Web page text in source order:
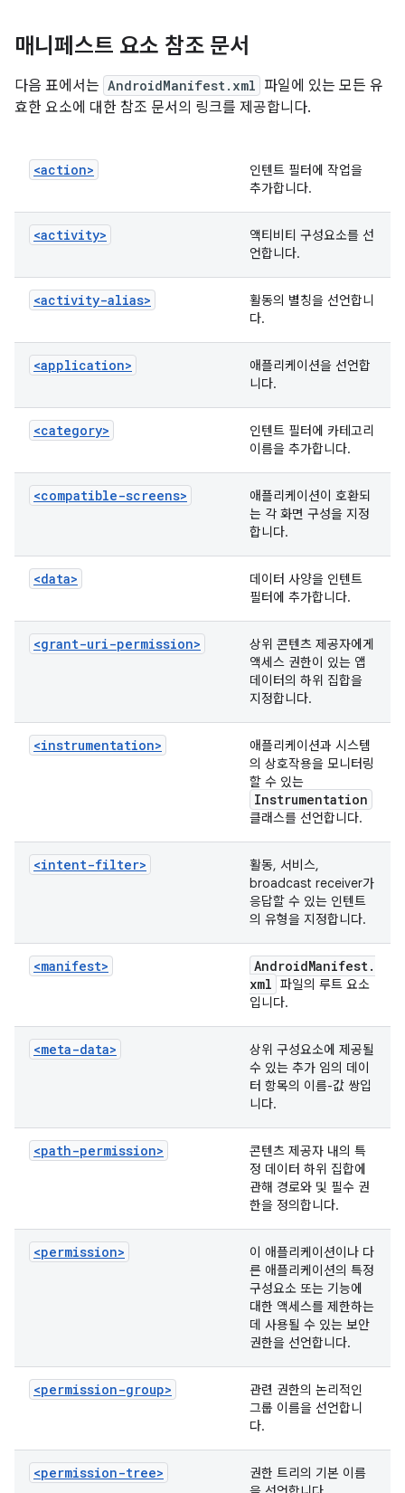
매니페스트 요소 참조 문서
다음 표에서는 AndroidManifest.xml 파일에 있는 모든 유
효한 요소에 대한 참조 문서의 링크를 제공합니다.
<action>
인텐트 필터에 작업을
추가합니다.
<activity>
액티비티 구성요소를 선
언합니다.
<activity-alias>
활동의 별칭을 선언합니
다.
<application>
애플리케이션을 선언합
니다.
<category>
인텐트 필터에 카테고리
이름을 추가합니다.
<compatible-screens>
애플리케이션이 호환되
는 각 화면 구성을 지정
합니다.
<data>
데이터 사양을 인텐트
필터에 추가합니다.
<grant-uri-permission>
상위 콘텐츠 제공자에게
액세스 권한이 있는 앱
데이터의 하위 집합을
지정합니다.
<instrumentation>
애플리케이션과 시스템
의 상호작용을 모니터링
할 수 있는
Instrumentation
클래스를 선언합니다.
<intent-filter>
활동, 서비스,
broadcast receiver가
응답할 수 있는 인텐트
의 유형을 지정합니다.
<manifest> AndroidManifest.
xml 파일의 루트 요소
입니다.
<meta-data>
상위 구성요소에 제공될
수 있는 추가 임의 데이
터 항목의 이름-값 쌍입
니다.
<path-permission>
콘텐츠 제공자 내의 특
정 데이터 하위 집합에
관해 경로와 및 필수 권
한을 정의합니다.
<permission>
이 애플리케이션이나 다
른 애플리케이션의 특정
구성요소 또는 기능에
대한 액세스를 제한하는
데 사용될 수 있는 보안
권한을 선언합니다.
<permission-group>
관련 권한의 논리적인
그룹 이름을 선언합니
다.
<permission-tree>
권한 트리의 기본 이름